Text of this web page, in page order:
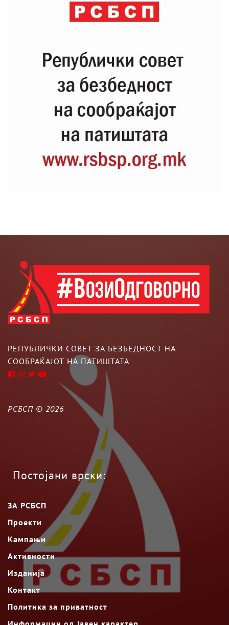
РЕПУБЛИЧКИ СОВЕТ ЗА БЕЗБЕДНОСТ НА
СООБРАЌАЈОТ НА ПАТИШТАТА
РСБСП © 2026
Постојани врски:
ЗА РСБСП
Проекти
Кампањи
Активности
Изданија
Контакт
Политика за приватност